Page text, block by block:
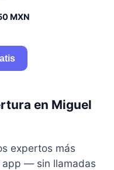
MXN
en Miguel
expertos más
— sin llamadas